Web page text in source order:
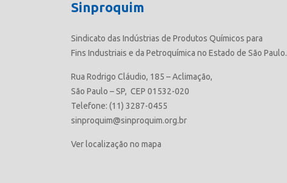
Sinproquim
Sindicato das Indústrias de Produtos Químicos para
Fins Industriais e da Petroquímica no Estado de São Paulo.
Rua Rodrigo Cláudio, 185 – Aclimação,
São Paulo – SP, CEP 01532-020
Telefone: (11) 3287-0455
sinproquim@sinproquim.org.br
Ver localização no mapa